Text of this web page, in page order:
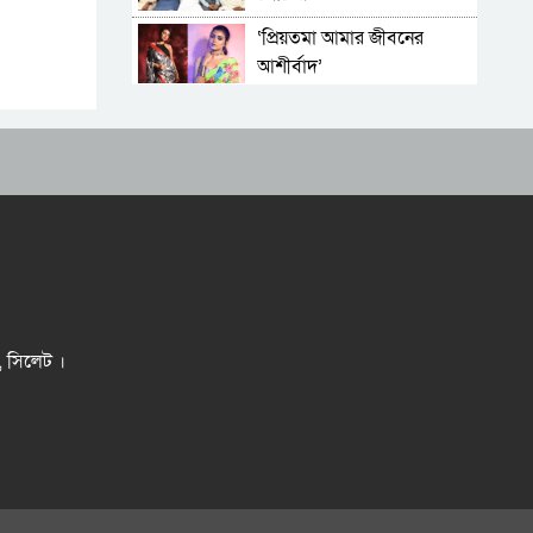
‘প্রিয়তমা আমার জীবনের
আশীর্বাদ’
সিলেট ।